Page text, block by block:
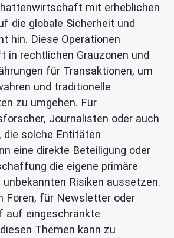
mit erheblichen
die globale Sicherheit und
hin. Diese Operationen
in rechtlichen Grauzonen und
für Transaktionen, um
und traditionelle
zu umgehen. Für
Journalisten oder auch
die solche Entitäten
eine direkte Beteiligung oder
die eigene primäre
Risiken aussetzen.
Foren, für Newsletter oder
auf eingeschränkte
Themen kann zu